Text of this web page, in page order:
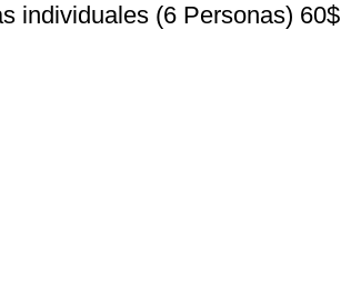
individuales (6 Personas) 60$